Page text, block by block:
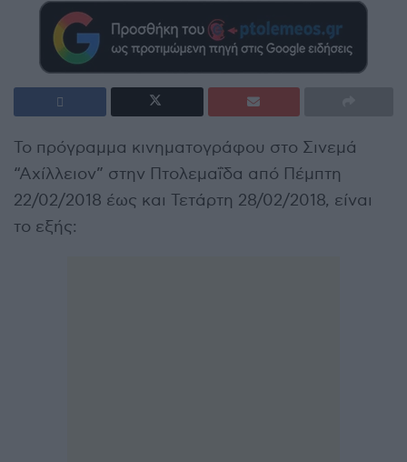
Το πρόγραμμα κινηματογράφου στο Σινεμά
“Αχίλλειον” στην Πτολεμαΐδα από Πέμπτη
22/02/2018 έως και Τετάρτη 28/02/2018, είναι
το εξής: